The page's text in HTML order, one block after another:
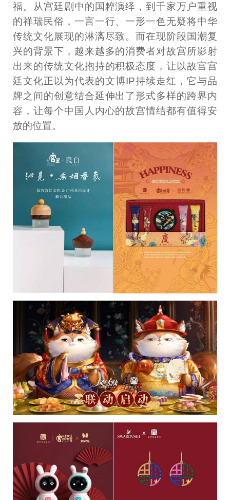
福。从宫廷剧中的国粹演绎，到千家万户重视
的祥瑞民俗，一言一行、一形一色无疑将中华
传统文化展现的淋漓尽致。而在现阶段国潮复
兴的背景下，越来越多的消费者对故宫所影射
出来的传统文化抱持的积极态度，让以故宫宫
廷文化正以为代表的文博IP持续走红，它与品
牌之间的创意结合延伸出了形式多样的跨界内
容，让每个中国人内心的故宫情结都有值得安
放的位置。